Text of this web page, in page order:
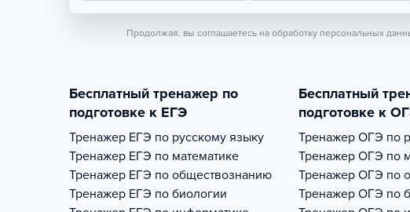
Продолжая, вы соглашаетесь на обработку персональных
Бесплатный тренажер по
подготовке к ЕГЭ
Тренажер ЕГЭ по русскому языку
Тренажер ЕГЭ по математике
Тренажер ЕГЭ по обществознанию
Тренажер ЕГЭ по биологии
Бесплатный
подготовке к
Тренажер ОГЭ по
Тренажер ОГЭ по
Тренажер ОГЭ по
Тренажер ОГЭ по